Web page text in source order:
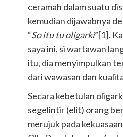
ceramah dalam suatu
kemudian dijawabnya
“So itu tu oligarki”[1].
saya ini, si wartawan
itu, dia menyimpulkan
dari wawasan dan
Secara kebetulan
segelintir (elit) orang
merujuk pada kekuasaan